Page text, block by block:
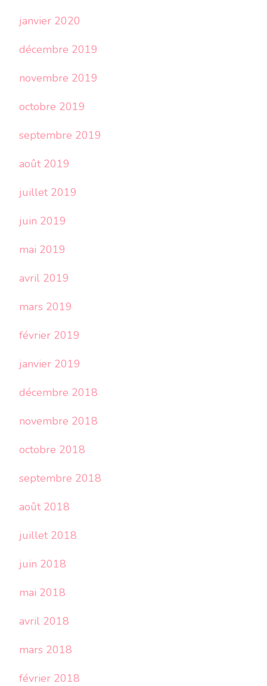
janvier 2020
décembre 2019
novembre 2019
octobre 2019
septembre 2019
août 2019
juillet 2019
juin 2019
mai 2019
avril 2019
mars 2019
février 2019
janvier 2019
décembre 2018
novembre 2018
octobre 2018
septembre 2018
août 2018
juillet 2018
juin 2018
mai 2018
avril 2018
mars 2018
février 2018